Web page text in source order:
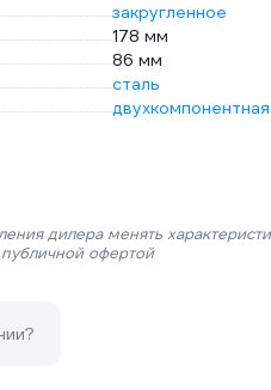
закругленное
178 мм
86 мм
сталь
двухкомпонентная
дилера менять
офертой